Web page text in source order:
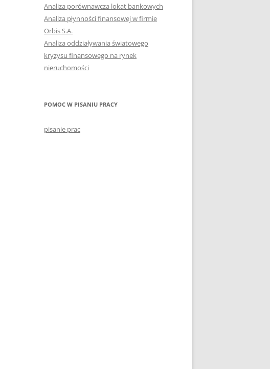
Analiza porównawcza lokat bankowych
Analiza płynności finansowej w firmie
Orbis S.A.
Analiza oddziaływania światowego
kryzysu finansowego na rynek
nieruchomości
POMOC W PISANIU PRACY
pisanie prac